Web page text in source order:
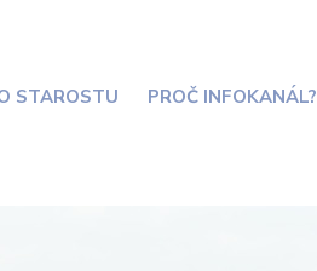
STAROSTU PROČ INFOKANÁL?